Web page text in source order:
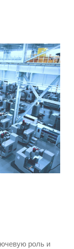
роль и